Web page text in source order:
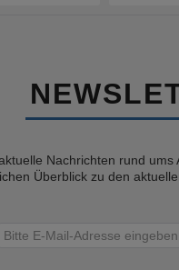
Nachrichten rund
Überblick zu den